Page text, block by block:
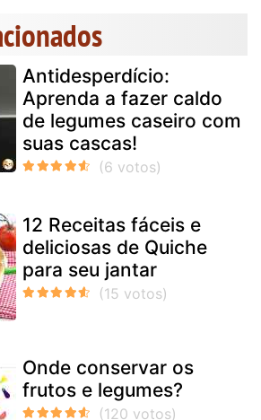
Antidesperdício:
Aprenda a fazer caldo
de legumes caseiro com
suas cascas!
12 Receitas fáceis e
deliciosas de Quiche
para seu jantar
Onde conservar os
frutos e legumes?